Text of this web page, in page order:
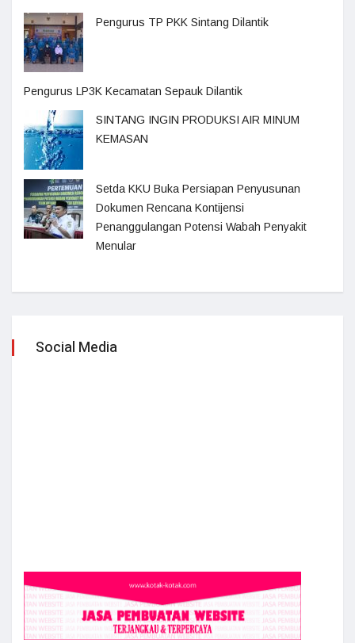
Pengurus TP PKK Sintang Dilantik
Pengurus LP3K Kecamatan Sepauk Dilantik
SINTANG INGIN PRODUKSI AIR MINUM
KEMASAN
Setda KKU Buka Persiapan Penyusunan
Dokumen Rencana Kontijensi
Penanggulangan Potensi Wabah Penyakit
Menular
Social Media